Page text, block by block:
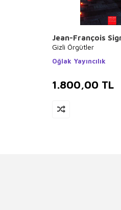
Jean-François
Gizli Örgütler
Oğlak Yayıncılık
1.800,00 TL